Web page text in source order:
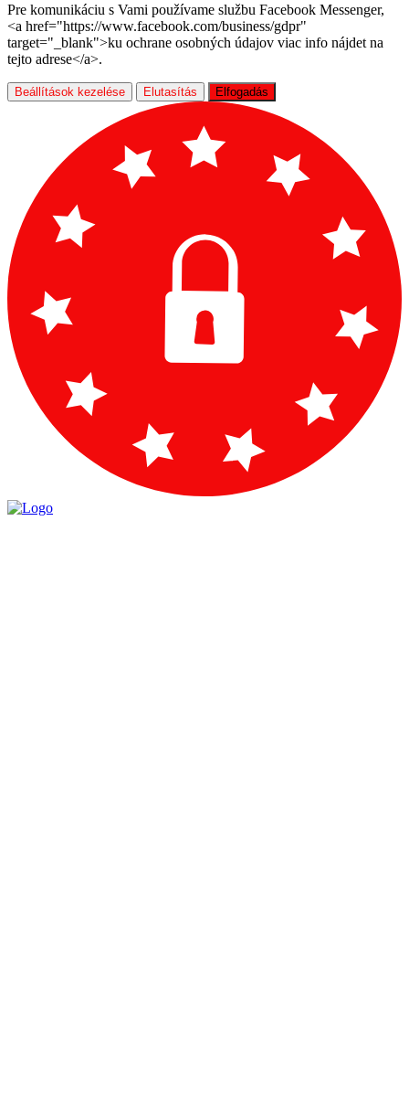
Pre komunikáciu s Vami používame službu Facebook Messenger,
<a href="https://www.facebook.com/business/gdpr"
target="_blank">ku ochrane osobných údajov viac info nájdet na
tejto adrese</a>.
Beállítások kezelése Elutasítás Elfogadás